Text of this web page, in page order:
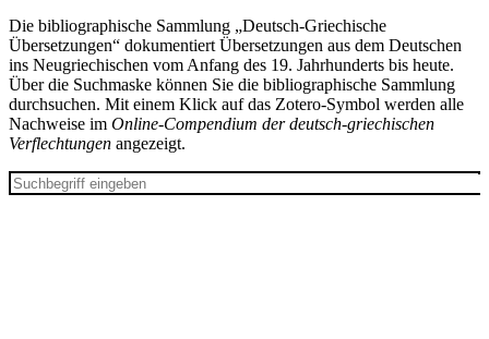
Die bibliographische Sammlung „Deutsch-Griechische
Übersetzungen“ dokumentiert Übersetzungen aus dem Deutschen
ins Neugriechischen vom Anfang des 19. Jahrhunderts bis heute.
Über die Suchmaske können Sie die bibliographische Sammlung
durchsuchen. Mit einem Klick auf das Zotero-Symbol werden alle
Nachweise im Online-Compendium der deutsch-griechischen
Verflechtungen angezeigt.